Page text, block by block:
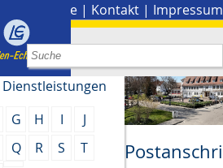
Presse | Kontakt | Impressum
Dienstleistungen
G H I
J
Q R S
T